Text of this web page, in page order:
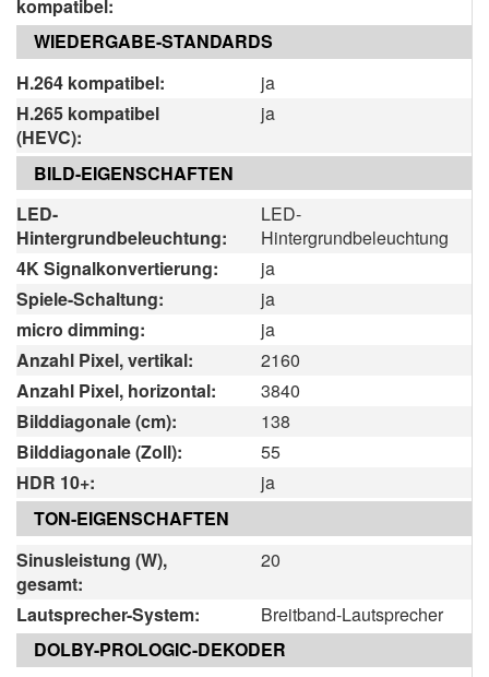
kompatibel:
WIEDERGABE-STANDARDS
H.264 kompatibel:
ja
H.265 kompatibel
(HEVC):
ja
BILD-EIGENSCHAFTEN
LED-
Hintergrundbeleuchtung:
LED-
Hintergrundbeleuchtung
4K Signalkonvertierung:
ja
Spiele-Schaltung:
ja
micro dimming:
ja
Anzahl Pixel, vertikal:
2160
Anzahl Pixel, horizontal:
3840
Bilddiagonale (cm):
138
Bilddiagonale (Zoll):
55
HDR 10+:
ja
TON-EIGENSCHAFTEN
Sinusleistung (W),
gesamt:
20
Lautsprecher-System:
Breitband-Lautsprecher
DOLBY-PROLOGIC-DEKODER